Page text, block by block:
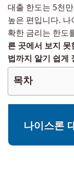
대출 한도는 5천
높은 편입니다.
확한 금리는 한도
른 곳에서 보지
법까지 알기 쉽게
목차
나이스론